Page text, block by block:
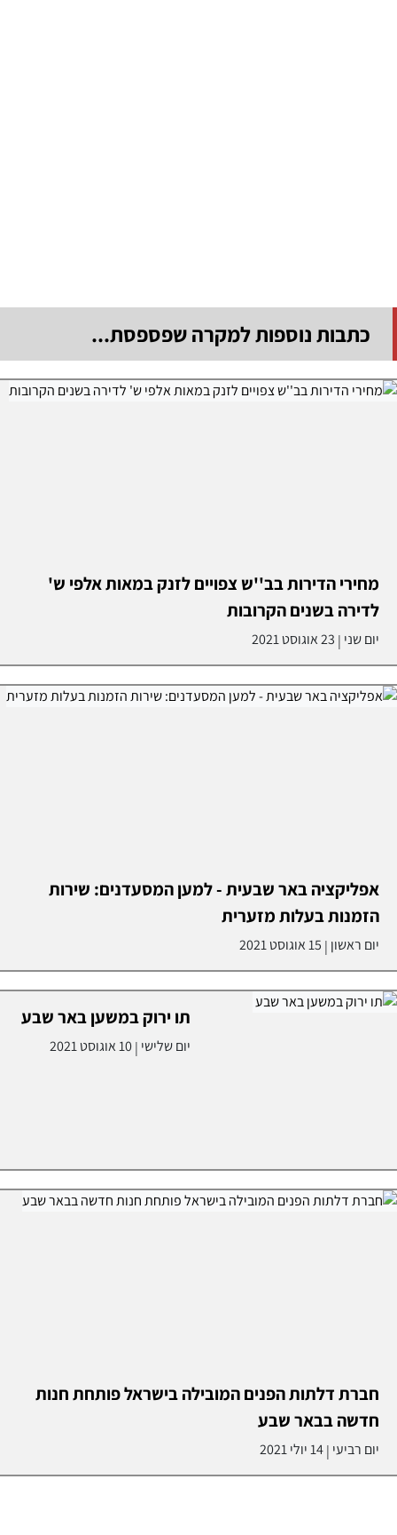
כתבות נוספות למקרה שפספסת...
מחירי הדירות בב''ש צפויים לזנק במאות אלפי ש'
לדירה בשנים הקרובות
יום שני | 23 אוגוסט 2021
אפליקציה באר שבעית - למען המסעדנים: שירות
הזמנות בעלות מזערית
יום ראשון | 15 אוגוסט 2021
תו ירוק במשען באר שבע
יום שלישי |10 אוגוסט 2021
חברת דלתות הפנים המובילה בישראל פותחת חנות
חדשה בבאר שבע
יום רביעי |14 יולי 2021